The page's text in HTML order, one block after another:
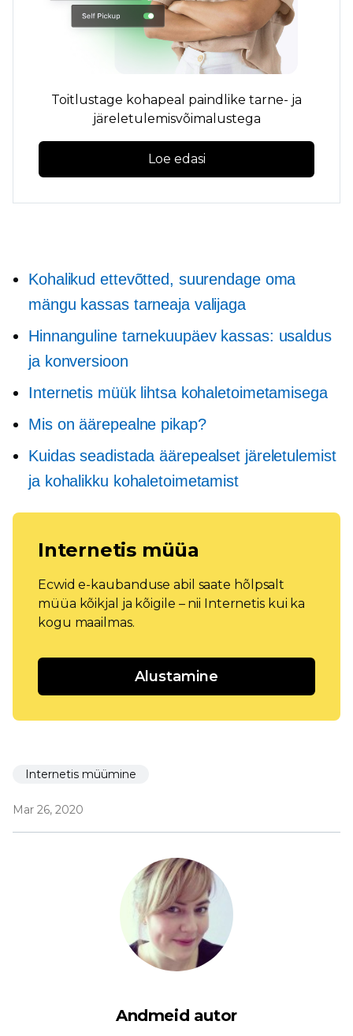
Toitlustage kohapeal paindlike tarne- ja
järeletulemisvõimalustega
Loe edasi
Kohalikud ettevõtted, suurendage oma
mängu kassas tarneaja valijaga
Hinnanguline tarnekuupäev kassas: usaldus
ja konversioon
Internetis müük lihtsa kohaletoimetamisega
Mis on äärepealne pikap?
Kuidas seadistada äärepealset järeletulemist
ja kohalikku kohaletoimetamist
Internetis müüa
Ecwid e-kaubanduse abil saate hõlpsalt
müüa kõikjal ja kõigile – nii Internetis kui ka
kogu maailmas.
Alustamine
Internetis müümine
Mar 26, 2020
Andmeid autor